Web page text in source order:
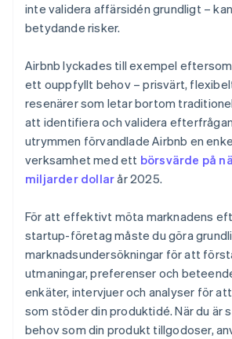
inte validera affärsidén grundligt –
betydande risker.
Airbnb lyckades till exempel
ett ouppfyllt behov – prisvärt,
resenärer som letar bortom
att identifiera och validera
utrymmen förvandlade Airbnb en
verksamhet med ett börsvärde på
miljarder dollarår 2025.
För att effektivt möta marknadens
startup-företag måste du göra
marknadsundersökningar för att
utmaningar, preferenser och
enkäter, intervjuer och analyser för
som stöder din produktidé. När du är
behov som din produkt tillgodoser,